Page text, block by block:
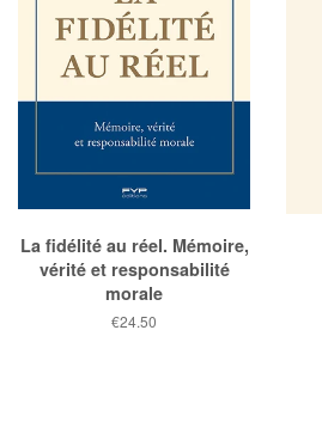
La fidélité au réel. Mémoire,
vérité et responsabilité
morale
Prix
€24.50